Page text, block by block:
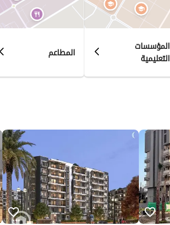
المؤسسات
التعليمية المطاعم